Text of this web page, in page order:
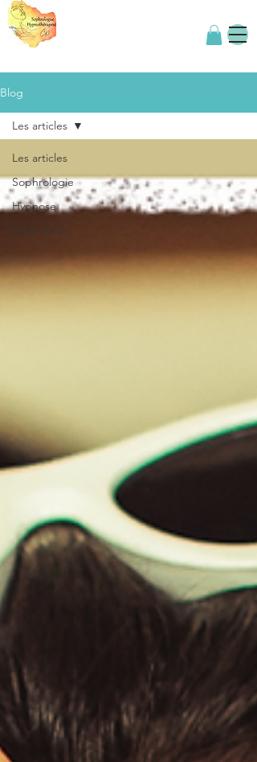
Blog
Les articles
Sophrologie
Hypnose
Mp3, audio
Les articles